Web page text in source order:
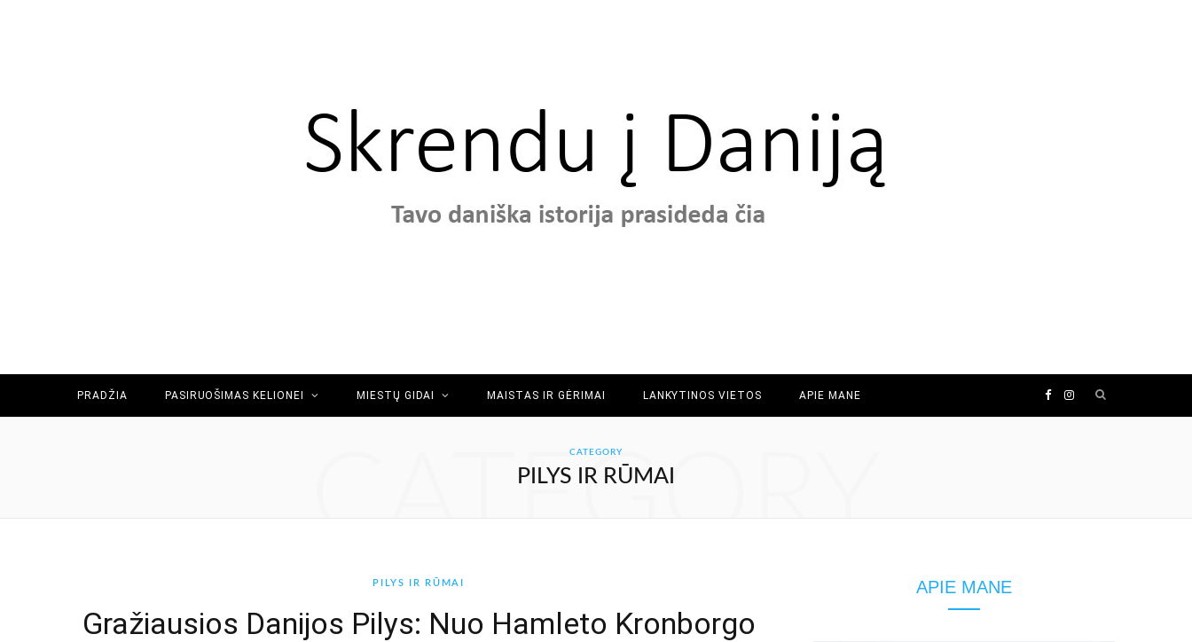
F I
PRADŽIA PASIRUOŠIMAS KELIONEI MIESTŲ GIDAI MAISTAS IR GĖRIMAI LANKYTINOS VIETOS APIE MANE
CATEGORY
PILYS IR RŪMAI
CATEGORY
PILYS IR RŪMAI
Gražiausios Danijos Pilys: Nuo Hamleto Kronborgo
APIE MANE